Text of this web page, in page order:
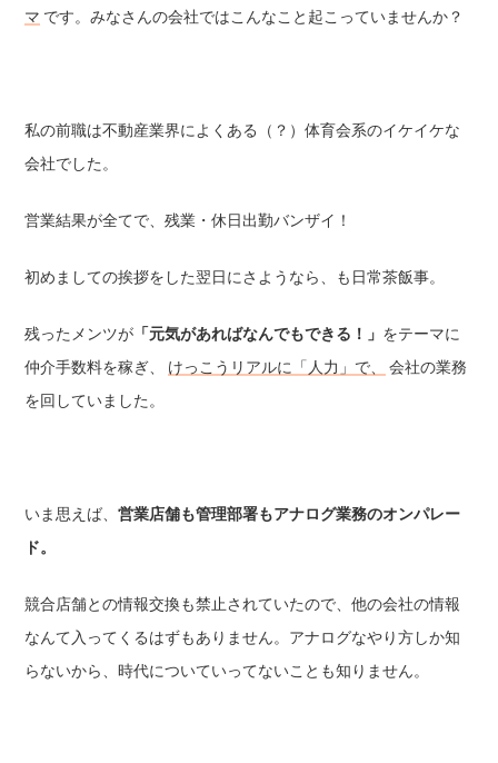
マ です。みなさんの会社ではこんなこと起こっていませんか？
私の前職は不動産業界によくある（？）体育会系のイケイケな
会社でした。
営業結果が全てで、残業・休日出勤バンザイ！
初めましての挨拶をした翌日にさようなら、も日常茶飯事。
残ったメンツが 「元気があればなんでもできる！」 をテーマに
仲介手数料を稼ぎ、
けっこうリアルに「人力」で、
会社の業務
を回していました。
いま思えば、営業店舗も管理部署もアナログ業務のオンパレー
ド。
競合店舗との情報交換も禁止されていたので、他の会社の情報
なんて入ってくるはずもありません。アナログなやり方しか知
らないから、時代についていってないことも知りません。